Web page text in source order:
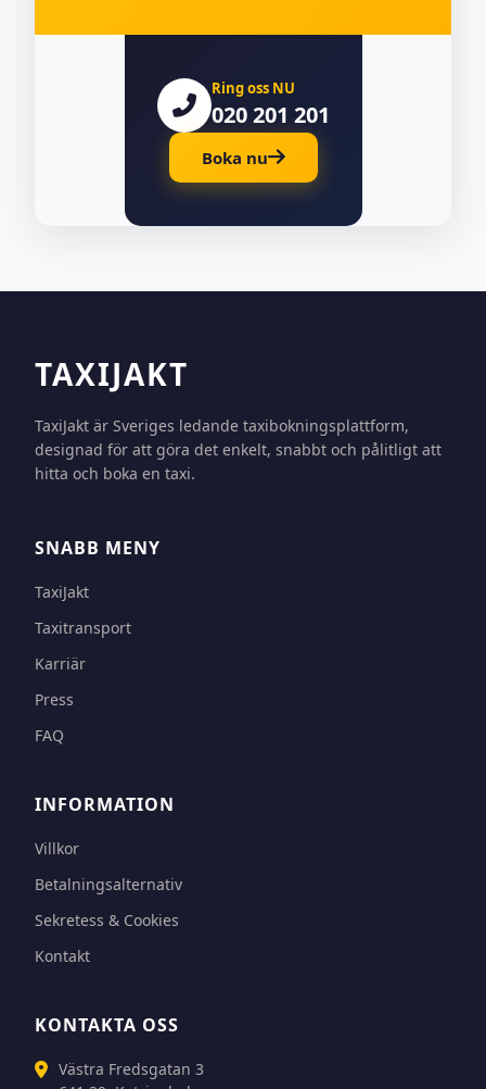
Ring oss NU
020 201 201
Boka nu
TAXIJAKT
TaxiJakt är Sveriges ledande taxibokningsplattform,
designad för att göra det enkelt, snabbt och pålitligt att
hitta och boka en taxi.
SNABB MENY
TaxiJakt
Taxitransport
Karriär
Press
FAQ
INFORMATION
Villkor
Betalningsalternativ
Sekretess & Cookies
Kontakt
KONTAKTA OSS
Västra Fredsgatan 3